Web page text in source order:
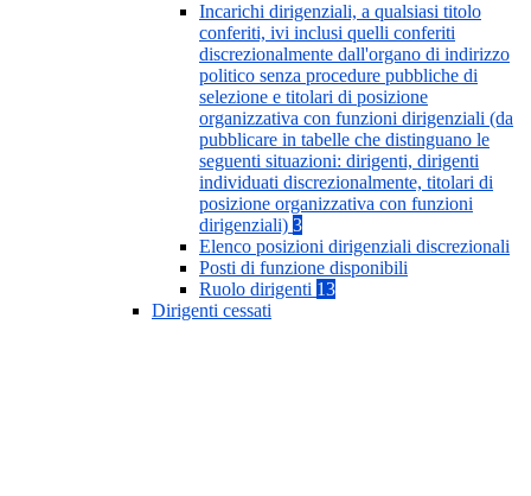
Incarichi dirigenziali, a qualsiasi titolo
conferiti, ivi inclusi quelli conferiti
discrezionalmente dall'organo di indirizzo
politico senza procedure pubbliche di
selezione e titolari di posizione
organizzativa con funzioni dirigenziali (da
pubblicare in tabelle che distinguano le
seguenti situazioni: dirigenti, dirigenti
individuati discrezionalmente, titolari di
posizione organizzativa con funzioni
dirigenziali) 3
Elenco posizioni dirigenziali discrezionali
Posti di funzione disponibili
Ruolo dirigenti 13
Dirigenti cessati